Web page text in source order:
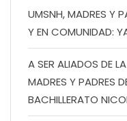
UMSNH, MADRES Y
Y EN COMUNIDAD:
A SER ALIADOS DE
MADRES Y PADRES
BACHILLERATO